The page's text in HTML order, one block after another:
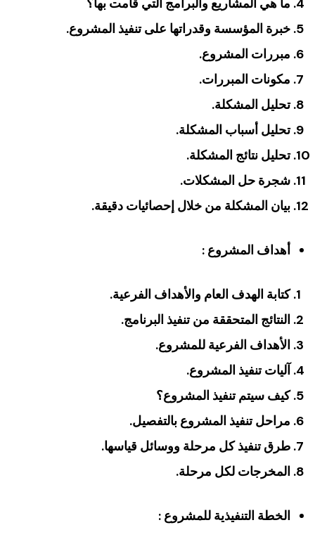
ما هي المشاريع والبرامج التي قامت بها؟
خبرة المؤسسة وقدراتها على تنفيذ المشروع.
مبررات المشروع.
مكونات المبررات.
تحليل المشكلة.
تحليل أسباب المشكلة.
تحليل نتائج المشكلة.
شجرة حل المشكلات.
بيان المشكلة من خلال إحصائيات دقيقة.
أهداف المشروع :
كتابة الهدف العام والأهداف الفرعية.
النتائج المتحققة من تنفيذ البرنامج.
الأهداف الفرعية للمشروع.
آليات تنفيذ المشروع.
كيف سيتم تنفيذ المشروع؟
مراحل تنفيذ المشروع بالتفصيل.
طرق تنفيذ كل مرحلة ووسائل قياسها.
المخرجات لكل مرحلة.
الخطة التنفيذية للمشروع :